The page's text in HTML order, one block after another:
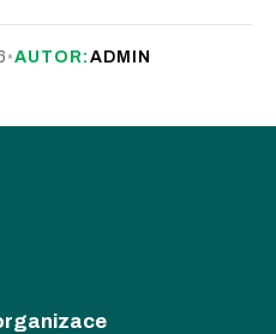
•AUTOR: ADMIN